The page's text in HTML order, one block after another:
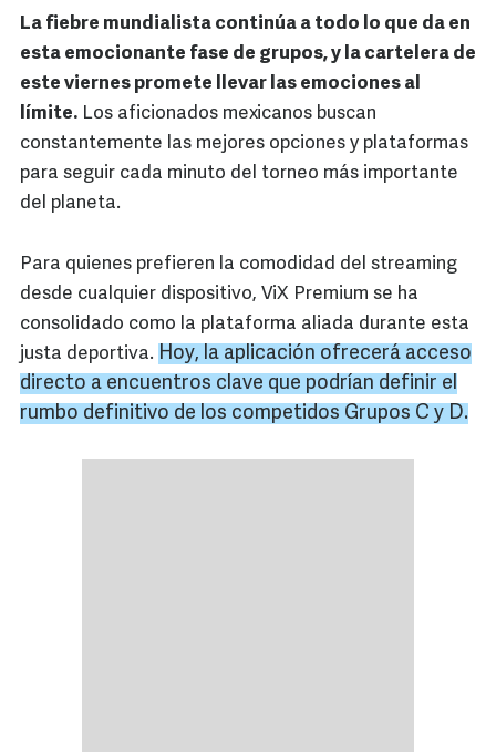
La fiebre mundialista continúa a todo lo que da en
esta emocionante fase de grupos, y la cartelera de
este viernes promete llevar las emociones al
límite. Los aficionados mexicanos buscan
constantemente las mejores opciones y plataformas
para seguir cada minuto del torneo más importante
del planeta.
Para quienes prefieren la comodidad del streaming
desde cualquier dispositivo, ViX Premium se ha
consolidado como la plataforma aliada durante esta
justa deportiva. Hoy, la aplicación ofrecerá acceso
directo a encuentros clave que podrían definir el
rumbo definitivo de los competidos Grupos C y D.